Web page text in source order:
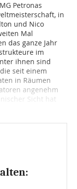
Petronas
in
und Nico
Mal
das ganze Jahr
im
ihnen sind
seit einem
in Räumen
angenehm
Sicht hat